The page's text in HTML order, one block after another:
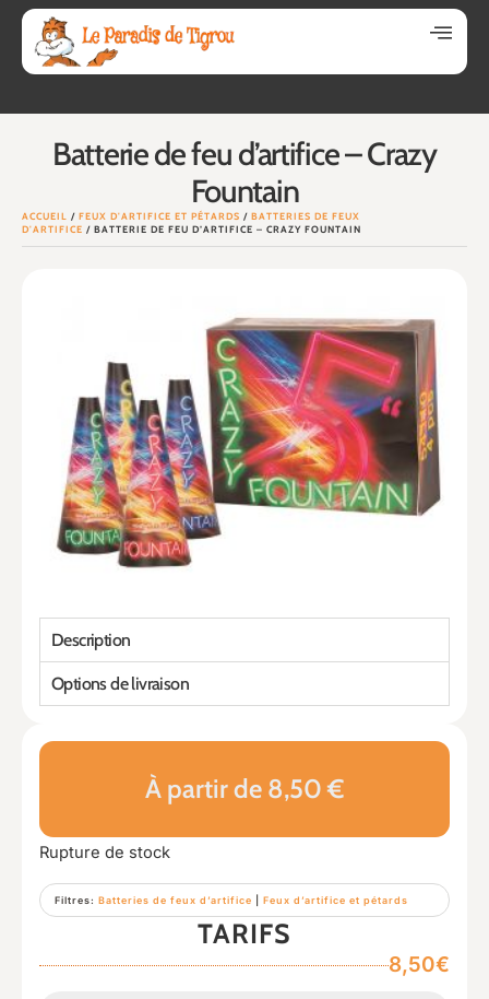
Batterie de feu d’artifice – Crazy
Fountain
ACCUEIL / FEUX D'ARTIFICE ET PÉTARDS / BATTERIES DE FEUX
D'ARTIFICE / BATTERIE DE FEU D’ARTIFICE – CRAZY FOUNTAIN
À partir de 8,50 €
Rupture de stock
Filtres: Batteries de feux d’artifice Feux d’artifice et pétards
TARIFS
8,50€
Description
Options de livraison